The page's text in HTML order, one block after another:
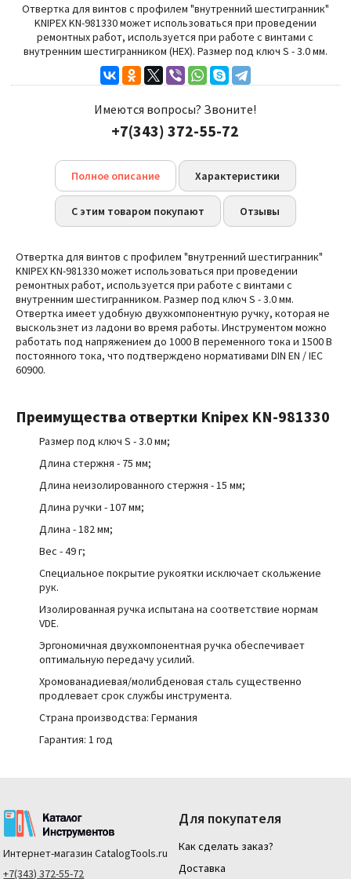
Отвертка для винтов с профилем "внутренний шестигранник"
KNIPEX KN-981330 может использоваться при проведении
ремонтных работ, используется при работе с винтами с
внутренним шестигранником (HEX). Размер под ключ S - 3.0 мм.
Имеются вопросы? Звоните!
+7(343) 372-55-72
Полное описание Характеристики
С этим товаром покупают Отзывы
Отвертка для винтов с профилем "внутренний шестигранник"
KNIPEX KN-981330 может использоваться при проведении
ремонтных работ, используется при работе с винтами с
внутренним шестигранником. Размер под ключ S - 3.0 мм.
Отвертка имеет удобную двухкомпонентную ручку, которая не
выскользнет из ладони во время работы. Инструментом можно
работать под напряжением до 1000 В переменного тока и 1500 В
постоянного тока, что подтверждено нормативами DIN EN / IEC
60900.
Преимущества отвертки Knipex KN-981330
Размер под ключ S - 3.0 мм;
Длина стержня - 75 мм;
Длина неизолированного стержня - 15 мм;
Длина ручки - 107 мм;
Длина - 182 мм;
Вес - 49 г;
Специальное покрытие рукоятки исключает скольжение
рук.
Изолированная ручка испытана на соответствие нормам
VDE.
Эргономичная двухкомпонентная ручка обеспечивает
оптимальную передачу усилий.
Хромованадиевая/молибденовая сталь существенно
продлевает срок службы инструмента.
Страна производства: Германия
Гарантия: 1 год
Интернет-магазин CatalogTools.ru
+7(343) 372-55-72
Для покупателя
Как сделать заказ?
Доставка